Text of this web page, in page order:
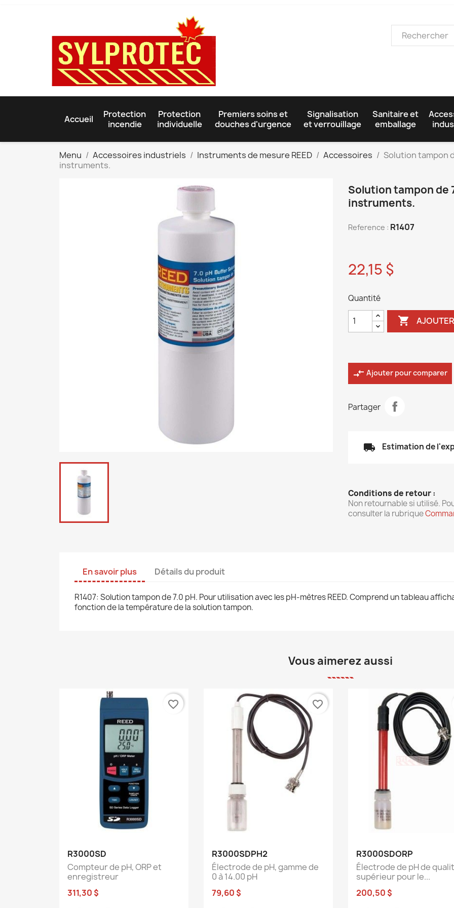
Accueil
Protection
incendie
Protection
individuelle
Premiers soins et
douches d'urgence
Signalisation
et verrouillage
Sanitaire et
emballage
Menu Accessoires industriels Instruments de mesure REED Accessoires
Solution tampon
instruments.
Solution tampon de
instruments.
Reference : R1407
22,15 $
Quantité

compare_arrows Ajouter pour comparer
Partager
local_shipping Estimation de
Conditions de retour :
Non retournable si utilisé.
consulter la rubrique
En savoir plus Détails du produit
R1407: Solution tampon de 7.0 pH. Pour utilisation avec les pH-mètres REED. Comprend un tableau
fonction de la température de la solution tampon.
Vous aimerez aussi
Aperçu rapide
R3000SD
Compteur de pH, ORP et
enregistreur
311,30 $
favorite_border
Aperçu rapide
R3000SDPH2
Électrode de pH, gamme de
0 à 14.00 pH
79,60 $
favorite_border
Aperçu rapide
R3000SDORP
Électrode de pH de
supérieur pour le...
200,50 $